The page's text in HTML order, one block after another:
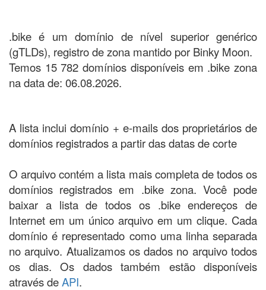
.bike é um domínio de nível superior genérico
(gTLDs), registro de zona mantido por Binky Moon.
Temos 15 782 domínios disponíveis em .bike zona
na data de: 06.08.2026.
A lista inclui domínio + e-mails dos proprietários de
domínios registrados a partir das datas de corte
O arquivo contém a lista mais completa de todos os
domínios registrados em .bike zona. Você pode
baixar a lista de todos os .bike endereços de
Internet em um único arquivo em um clique. Cada
domínio é representado como uma linha separada
no arquivo. Atualizamos os dados no arquivo todos
os dias. Os dados também estão disponíveis
através deAPI.